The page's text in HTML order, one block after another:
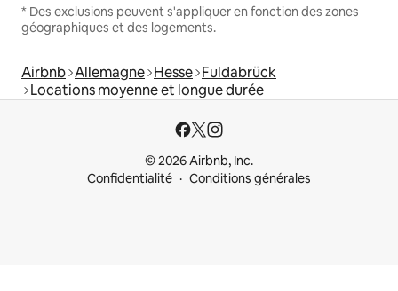
* Des exclusions peuvent s'appliquer en fonction des zones
géographiques et des logements.
Airbnb Allemagne Hesse Fuldabrück
Locations moyenne et longue durée
© 2026 Airbnb, Inc.
Confidentialité
Conditions générales